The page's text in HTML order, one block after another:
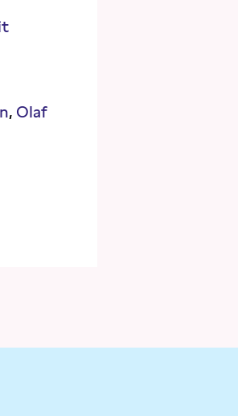
Olaf